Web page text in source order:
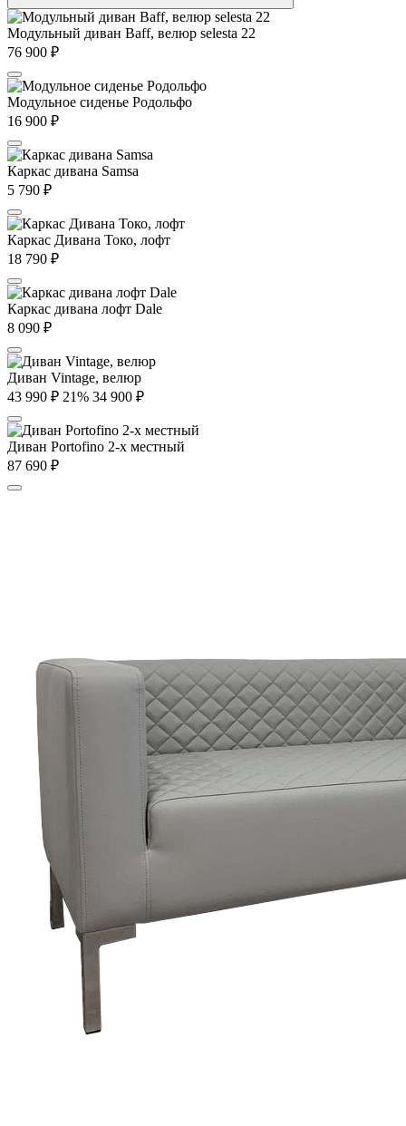
Модульный диван Baff, велюр selesta 22
76 900 ₽
Модульное сиденье Родольфо
16 900 ₽
Каркас дивана Samsa
5 790 ₽
Каркас Дивана Токо, лофт
18 790 ₽
Каркас дивана лофт Dale
8 090 ₽
Диван Vintage, велюр
43 990 ₽ 21% 34 900 ₽
Диван Portofino 2-х местный
87 690 ₽